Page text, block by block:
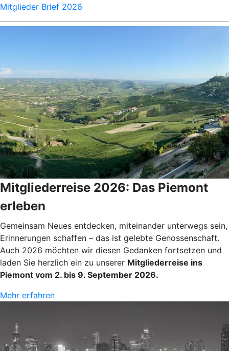
Mitglieder Brief 2026
Mitgliederreise 2026: Das Piemont
erleben
Gemeinsam Neues entdecken, miteinander unterwegs sein,
Erinnerungen schaffen – das ist gelebte Genossenschaft.
Auch 2026 möchten wir diesen Gedanken fortsetzen und
laden Sie herzlich ein zu unserer Mitgliederreise ins
Piemont vom 2. bis 9. September 2026.
Mehr erfahren